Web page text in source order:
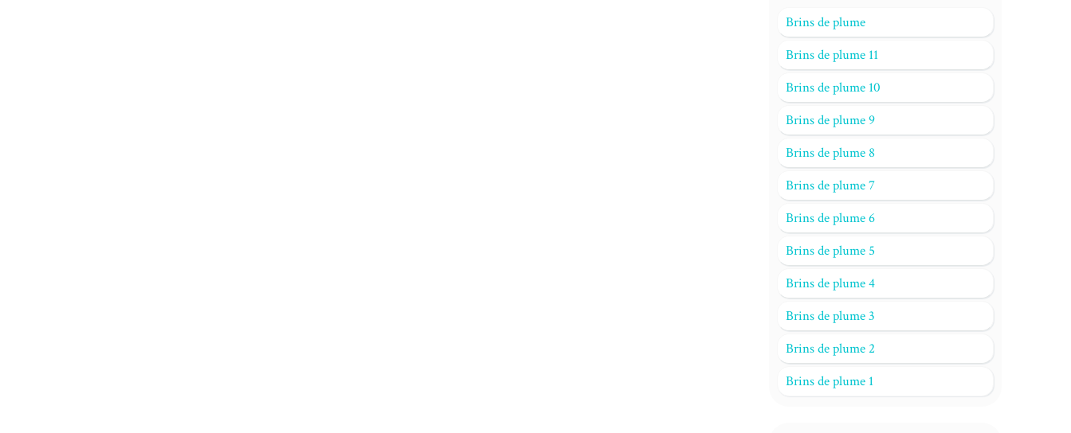
Brins de plume
Brins de plume 11
Brins de plume 10
Brins de plume 9
Brins de plume 8
Brins de plume 7
Brins de plume 6
Brins de plume 5
Brins de plume 4
Brins de plume 3
Brins de plume 2
Brins de plume 1